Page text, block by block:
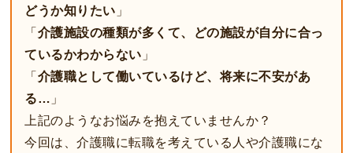
どうか知りたい 」
「 介護施設の種類が多くて、どの施設が自分に合っ
ているかわからない 」
「 介護職として働いているけど、将来に不安があ
る… 」
上記のようなお悩みを抱えていませんか？
今回は、介護職に転職を考えている人や介護職にな